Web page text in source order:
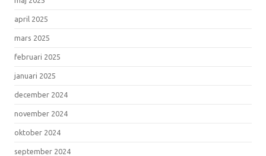
april 2025
mars 2025
februari 2025
januari 2025
december 2024
november 2024
oktober 2024
september 2024